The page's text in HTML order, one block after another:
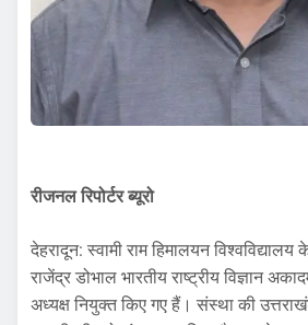
रीजनल रिपोर्टर ब्यूरो
देहरादून: स्वामी राम हिमालयन
राजेंद्र डोभाल भारतीय राष्ट्रीय विज्ञान
अध्यक्ष नियुक्त किए गए हैं। संस्था की